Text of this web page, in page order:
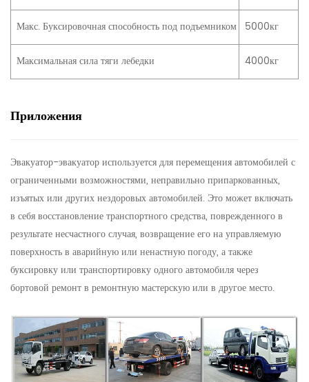
Макс. Буксировочная способность под подъемником 5000кг
Максимальная сила тяги лебедки 4000кг
Приложения
Эвакуатор-эвакуатор используется для перемещения автомобилей с
ограниченными возможностями, неправильно припаркованных,
изъятых или других нездоровых автомобилей. Это может включать
в себя восстановление транспортного средства, поврежденного в
результате несчастного случая, возвращение его на управляемую
поверхность в аварийную или ненастную погоду, а также
буксировку или транспортировку одного автомобиля через
бортовой ремонт в ремонтную мастерскую или в другое место.